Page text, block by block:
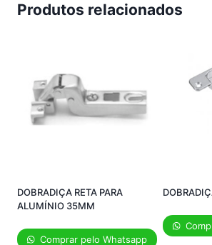
Produtos relacionados
DOBRADIÇA RETA PARA
ALUMÍNIO 35MM
Comprar pelo Whatsapp